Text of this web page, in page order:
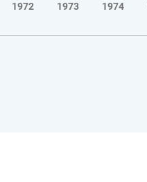
1972 1973 1974